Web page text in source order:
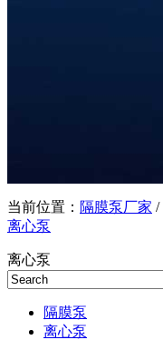
当前位置： 隔膜泵厂家 /
离心泵
离心泵
隔膜泵
离心泵